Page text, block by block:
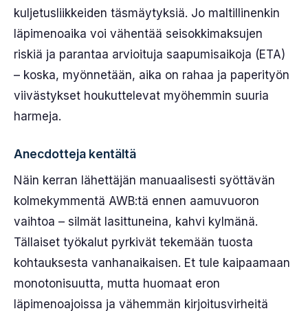
kuljetusliikkeiden täsmäytyksiä. Jo maltillinenkin
läpimenoaika voi vähentää seisokkimaksujen
riskiä ja parantaa arvioituja saapumisaikoja (ETA)
– koska, myönnetään, aika on rahaa ja paperityön
viivästykset houkuttelevat myöhemmin suuria
harmeja.
Anecdotteja kentältä
Näin kerran lähettäjän manuaalisesti syöttävän
kolmekymmentä AWB:tä ennen aamuvuoron
vaihtoa – silmät lasittuneina, kahvi kylmänä.
Tällaiset työkalut pyrkivät tekemään tuosta
kohtauksesta vanhanaikaisen. Et tule kaipaamaan
monotonisuutta, mutta huomaat eron
läpimenoajoissa ja vähemmän kirjoitusvirheitä